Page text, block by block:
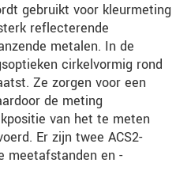
gebruikt voor kleurmeting
reflecterende
metalen. In de
cirkelvormig rond
Ze zorgen voor een
de meting
van het te meten
Er zijn twee ACS2-
meetafstanden en -